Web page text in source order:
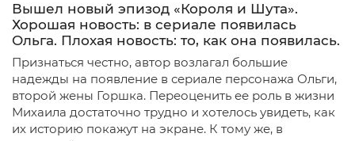
Вышел новый эпизод «Короля и Шута».
Хорошая новость: в сериале появилась
Ольга. Плохая новость: то, как она появилась.
Признаться честно, автор возлагал большие
надежды на появление в сериале персонажа Ольги,
второй жены Горшка. Переоценить ее роль в жизни
Михаила достаточно трудно и хотелось увидеть, как
их историю покажут на экране. К тому же, в